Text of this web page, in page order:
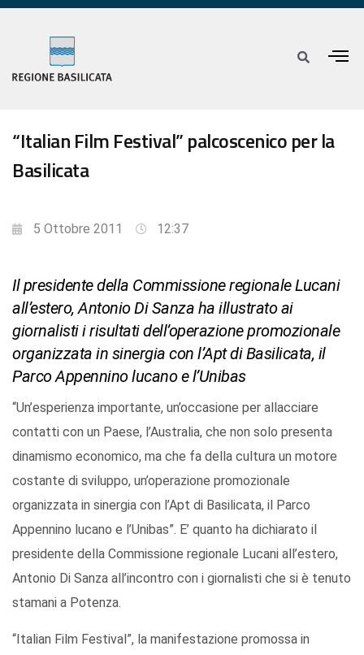
“Italian Film Festival” palcoscenico per la
Basilicata
5 Ottobre 2011 12:37
Il presidente della Commissione regionale Lucani
all’estero, Antonio Di Sanza ha illustrato ai
giornalisti i risultati dell’operazione promozionale
organizzata in sinergia con l’Apt di Basilicata, il
Parco Appennino lucano e l’Unibas
“Un’esperienza importante, un’occasione per allacciare
contatti con un Paese, l’Australia, che non solo presenta
dinamismo economico, ma che fa della cultura un motore
costante di sviluppo, un’operazione promozionale
organizzata in sinergia con l’Apt di Basilicata, il Parco
Appennino lucano e l’Unibas”. E’ quanto ha dichiarato il
presidente della Commissione regionale Lucani all’estero,
Antonio Di Sanza all’incontro con i giornalisti che si è tenuto
stamani a Potenza.
“Italian Film Festival”, la manifestazione promossa in